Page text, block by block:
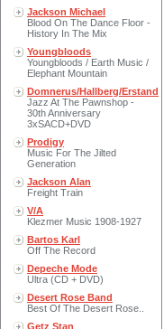
Jackson Michael
Blood On The Dance Floor -
History In The Mix
Youngbloods
Youngbloods / Earth Music /
Elephant Mountain
Domnerus/Hallberg/Erstand
Jazz At The Pawnshop -
30th Anniversary
3xSACD+DVD
Prodigy
Music For The Jilted
Generation
Jackson Alan
Freight Train
V/A
Klezmer Music 1908-1927
Bartos Karl
Off The Record
Depeche Mode
Ultra (CD + DVD)
Desert Rose Band
Best Of The Desert Rose..
Getz Stan